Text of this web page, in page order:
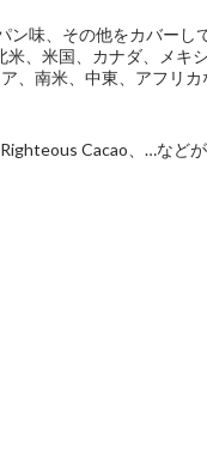
ン味、その他をカバーし
、米国、カナダ、メキ
、南米、中東、アフリカ
Cacao、…など